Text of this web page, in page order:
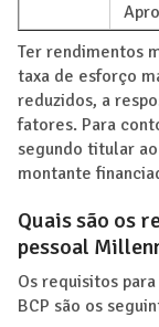
Ter rendimentos
taxa de esforço
reduzidos, a
fatores. Para
segundo titular
montante
Quais são os
pessoal
Os requisitos
BCP são os